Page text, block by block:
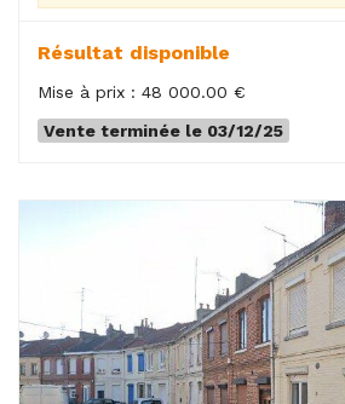
Résultat disponible
Mise à prix : 48 000.00 €
Vente terminée le 03/12/25